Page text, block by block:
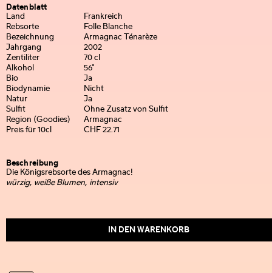
Datenblatt
Land
Frankreich
Rebsorte
Folle Blanche
Bezeichnung
Armagnac Ténarèze
Jahrgang
2002
Zentiliter
70 cl
Alkohol
56°
Bio
Ja
Biodynamie
Nicht
Natur
Ja
Sulfit
Ohne Zusatz von Sulfit
Region (Goodies)
Armagnac
Preis für 10cl
CHF 22.71
Beschreibung
Die Königsrebsorte des Armagnac!
würzig, weiße Blumen, intensiv
IN DEN WARENKORB